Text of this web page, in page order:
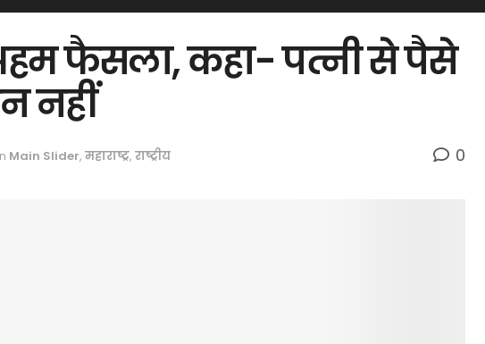
फैसला, कहा- पत्नी से पैसे
नहीं
Main Slider, महाराष्ट्र, राष्ट्रीय 0